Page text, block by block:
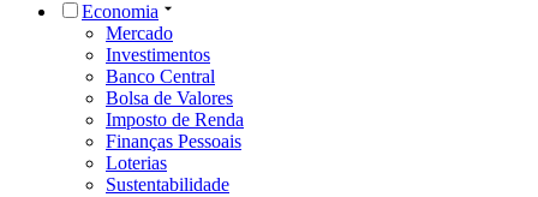
Economia
Mercado
Investimentos
Banco Central
Bolsa de Valores
Imposto de Renda
Finanças Pessoais
Loterias
Sustentabilidade